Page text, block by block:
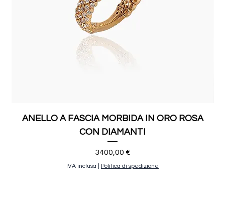
ANELLO A FASCIA MORBIDA IN ORO ROSA
CON DIAMANTI
Prezzo
3400,00 €
IVA inclusa Politica di spedizione